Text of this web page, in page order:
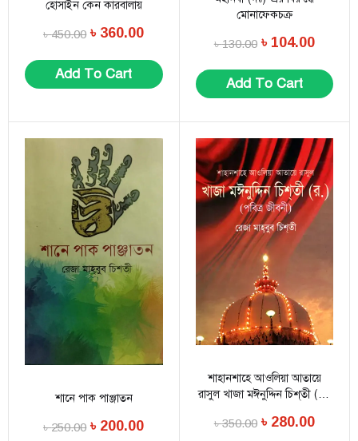
হোসাইন কেন কারবালায়
৳450.00 ৳ 360.00
Add To Cart
মোনাফেকচক্র
৳130.00 ৳ 104.00
Add To Cart
শানে পাক পাঞ্জাতন
৳250.00 ৳ 200.00
শাহানশাহে আওলিয়া আতায়ে
রাসুল খাজা মঈনুদ্দিন চিশ্‌তী (র.)
৳350.00 ৳ 280.00